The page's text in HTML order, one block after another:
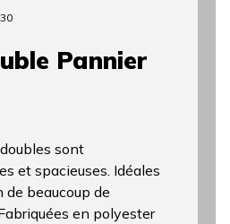
Pannier
sont
et spacieuses. Idéales
de beaucoup de
en polyester